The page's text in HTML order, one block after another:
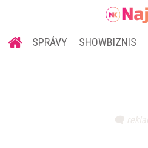
SPRÁVY SHOWBIZNIS